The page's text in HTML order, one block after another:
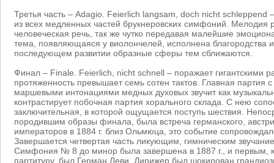
Третья часть – Adagio. Feierlich langsam, doch nicht schleppend
из всех медленных частей брукнеровских симфоний. Мелодия
человеческая речь, так же чутко передавая малейшие
тема, появляющаяся у виолончелей, исполнена благородства
последующем развитии образные сферы тем сближаются.
Финал – Finale. Feierlich, nicht schnell – поражает гигантскими
протяженность превышает семь сотен тактов. Главная партия
маршевыми интонациями медных духовых звучит как
контрастирует побочная партия хорального склада. С нею
заключительная, в которой ощущается поступь шествия.
породившим образы финала, была встреча германского,
императоров в 1884 г. близ Ольмюца, это событие
Завершается четвертая часть ликующим, гимническим
Симфония № 8 до минор была завершена в 1887 г., и первым,
партитуру, был Герман Леви. Дирижер был шокирован